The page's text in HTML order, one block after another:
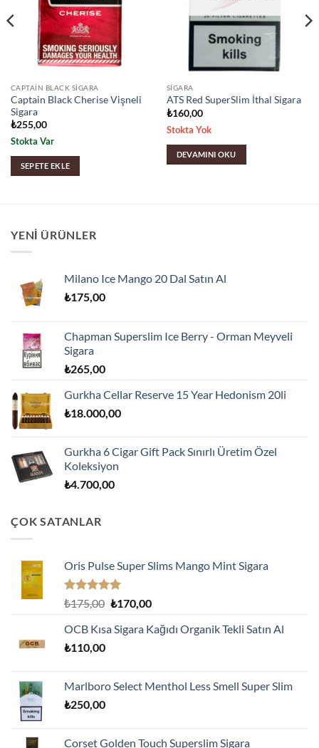
CAPTAIN BLACK SIGARA
Captain Black Cherise Vişneli
Sigara
₺255,00
Stokta Var
SEPETE EKLE
SIGARA
ATS Red SuperSlim İthal Sigara
₺160,00
Stokta Yok
DEVAMINI OKU
YENI ÜRÜNLER
Milano Ice Mango 20 Dal Satın Al
₺175,00
Chapman Superslim Ice Berry - Orman Meyveli
Sigara
₺265,00
Gurkha Cellar Reserve 15 Year Hedonism 20li
₺18.000,00
Gurkha 6 Cigar Gift Pack Sınırlı Üretim Özel
Koleksiyon
₺4.700,00
ÇOK SATANLAR
Oris Pulse Super Slims Mango Mint Sigara
5 üzerinden
oy
aldı
₺175,00 Orijinal
₺175,00.
₺170,00Şu
fiyat:
OCB Kısa Sigara Kağıdı Organik Tekli Satın Al
₺110,00
Marlboro Select Menthol Less Smell Super Slim
₺250,00
Corset Golden Touch Superslim Sigara